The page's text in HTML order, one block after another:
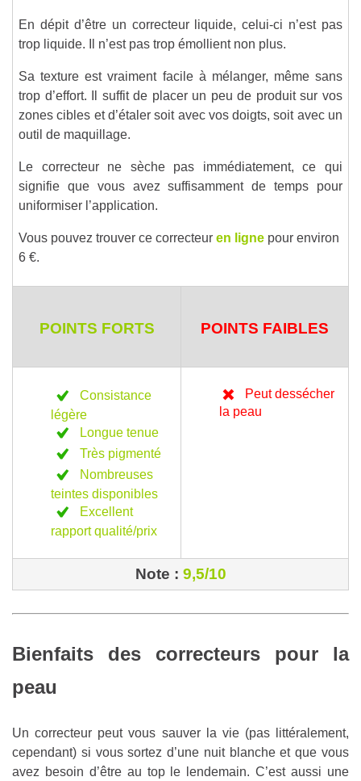
En dépit d’être un correcteur liquide, celui-ci n’est pas
trop liquide. Il n’est pas trop émollient non plus.
Sa texture est vraiment facile à mélanger, même sans
trop d’effort. Il suffit de placer un peu de produit sur vos
zones cibles et d’étaler soit avec vos doigts, soit avec un
outil de maquillage.
Le correcteur ne sèche pas immédiatement, ce qui
signifie que vous avez suffisamment de temps pour
uniformiser l’application.
Vous pouvez trouver ce correcteur en ligne pour environ
6 €.
POINTS FORTS POINTS FAIBLES
Consistance
légère
Longue tenue
Très pigmenté
Nombreuses
teintes disponibles
Excellent
rapport qualité/prix
Peut dessécher
la peau
Note : 9,5/10
Bienfaits des correcteurs pour la
peau
Un correcteur peut vous sauver la vie (pas littéralement,
cependant) si vous sortez d’une nuit blanche et que vous
avez besoin d’être au top le lendemain. C’est aussi une